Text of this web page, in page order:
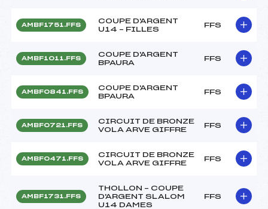
AMBF1751.FFS
COUPE D'ARGENT
U14 – FILLES
FFS
AMBF1011.FFS
COUPE D'ARGENT
BPAURA
FFS
AMBF0841.FFS
COUPE D'ARGENT
BPAURA
FFS
AMBF0721.FFS
CIRCUIT DE BRONZE
VOLA ARVE GIFFRE
FFS
AMBF0471.FFS
CIRCUIT DE BRONZE
VOLA ARVE GIFFRE
FFS
AMBF1731.FFS
THOLLON – COUPE
D'ARGENT SLALOM
U14 DAMES
FFS